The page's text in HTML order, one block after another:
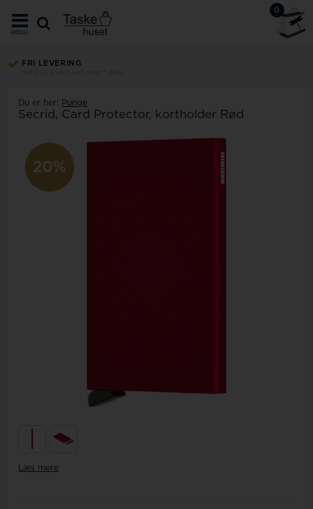
0
MENU
FRI LEVERING
Du er her: Punge
Secrid, Card Protector, kortholder Rød
20%
20%
Læs mere